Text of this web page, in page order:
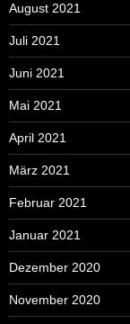
August 2021
Juli 2021
Juni 2021
Mai 2021
April 2021
März 2021
Februar 2021
Januar 2021
Dezember 2020
November 2020